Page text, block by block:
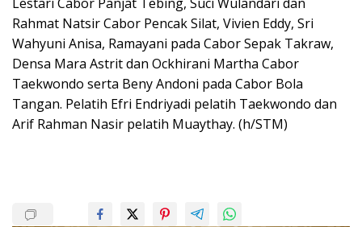
Rahmat Natsir Cabor Pencak Silat, Vivien Eddy, Sri
Wahyuni Anisa, Ramayani pada Cabor Sepak Takraw,
Densa Mara Astrit dan Ockhirani Martha Cabor
Taekwondo serta Beny Andoni pada Cabor Bola
Tangan. Pelatih Efri Endriyadi pelatih Taekwondo dan
Arif Rahman Nasir pelatih Muaythay. (h/STM)